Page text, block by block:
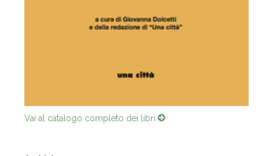
Vai al catalogo completo dei libri